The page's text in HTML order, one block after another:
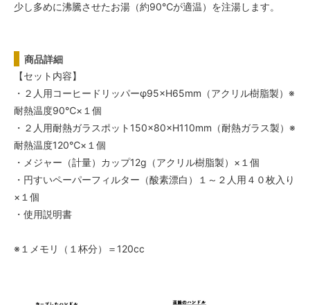
少し多めに沸騰させたお湯（約90℃が適温）を注湯します。
商品詳細
【セット内容】
・２人用コーヒードリッパーφ95×H65mm（アクリル樹脂製）※
耐熱温度90℃×１個
・２人用耐熱ガラスポット150×80×H110mm（耐熱ガラス製）※
耐熱温度120℃×１個
・メジャー（計量）カップ12g（アクリル樹脂製）×１個
・円すいペーパーフィルター（酸素漂白）１～２人用４０枚入り
×１個
・使用説明書
※１メモリ（１杯分）＝120cc